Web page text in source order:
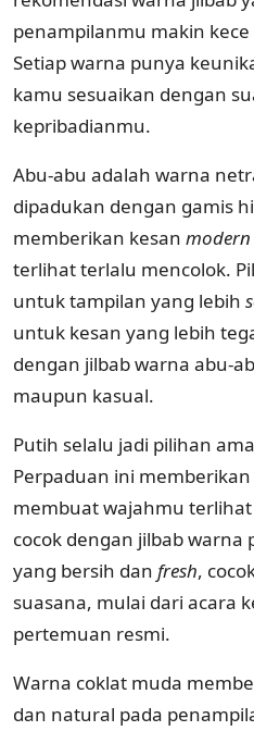
penampilanmu makin
Setiap warna punya
kamu sesuaikan dengan
kepribadianmu.
Abu-abu adalah warna
dipadukan dengan gamis
memberikan kesan modern
terlihat terlalu mencolok.
untuk tampilan yang lebih
untuk kesan yang lebih
dengan jilbab warna abu-
maupun kasual.
Putih selalu jadi pilihan
Perpaduan ini
membuat wajahmu
cocok dengan jilbab
yang bersih dan fresh,
suasana, mulai dari acara
pertemuan resmi.
Warna coklat muda
dan natural pada